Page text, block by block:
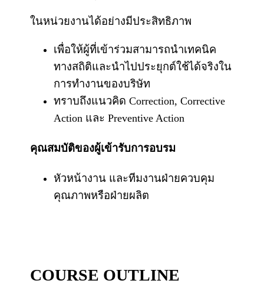
ในหน่วยงานได้อย่างมีประสิทธิภาพ
เพื่อให้ผู้ที่เข้าร่วมสามารถนำเทคนิค
ทางสถิติและนำไปประยุกต์ใช้ได้จริงใน
การทำงานของบริษัท
ทราบถึงแนวคิด Correction, Corrective
Action และ Preventive Action
คุณสมบัติของผู้เข้ารับการอบรม
หัวหน้างาน และทีมงานฝ่ายควบคุม
คุณภาพหรือฝ่ายผลิต
COURSE OUTLINE